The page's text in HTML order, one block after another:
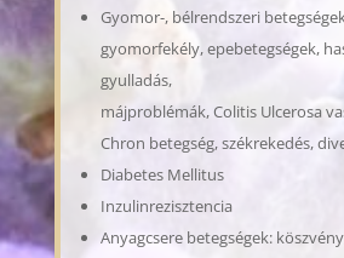
Gyomor-, bélrendszeri
gyomorfekély, epebetegségek,
gyulladás,
májproblémák, Colitis Ulcerosa
Chron betegség, székrekedés,
Diabetes Mellitus
Inzulinrezisztencia
Anyagcsere betegségek: